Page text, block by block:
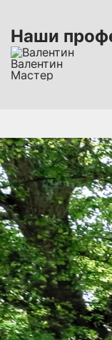
Наши
Валентин
Мастер